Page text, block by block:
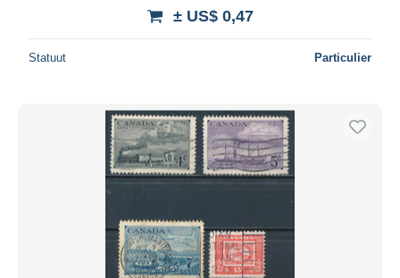
± US$ 0,47
Statuut Particulier